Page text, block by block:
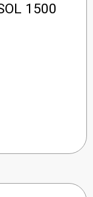
1500